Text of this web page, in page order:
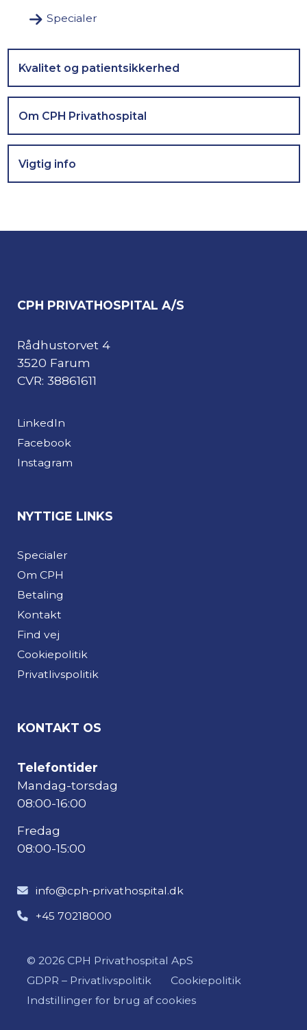
Specialer
Kvalitet og patientsikkerhed
Om CPH Privathospital
Vigtig info
CPH PRIVATHOSPITAL A/S
Rådhustorvet 4
3520 Farum
CVR: 38861611
LinkedIn
Facebook
Instagram
NYTTIGE LINKS
Specialer
Om CPH
Betaling
Kontakt
Find vej
Cookiepolitik
Privatlivspolitik
KONTAKT OS
Telefontider
Mandag-torsdag
08:00-16:00
Fredag
08:00-15:00
info@cph-privathospital.dk
+45 70218000
© 2026 CPH Privathospital ApS
GDPR – Privatlivspolitik
Cookiepolitik
Indstillinger for brug af cookies